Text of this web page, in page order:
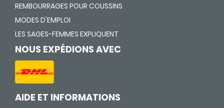
REMBOURRAGES POUR COUSSINS
MODES D'EMPLOI
LES SAGES-FEMMES EXPLIQUENT
NOUS EXPÉDIONS AVEC
AIDE ET INFORMATIONS